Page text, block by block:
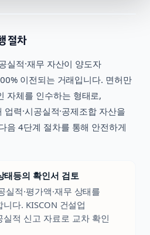
절차
실적·재무 자산이 양도자
이전되는 거래입니다. 면허만
자체를 인수하는 형태로,
력·시공실적·공제조합 자산을
음 4단계 절차를 통해 안전하게
태등의 확인서 검토
실적·평가액·재무 상태를
다. KISCON 건설업
실적 신고 자료로 교차 확인